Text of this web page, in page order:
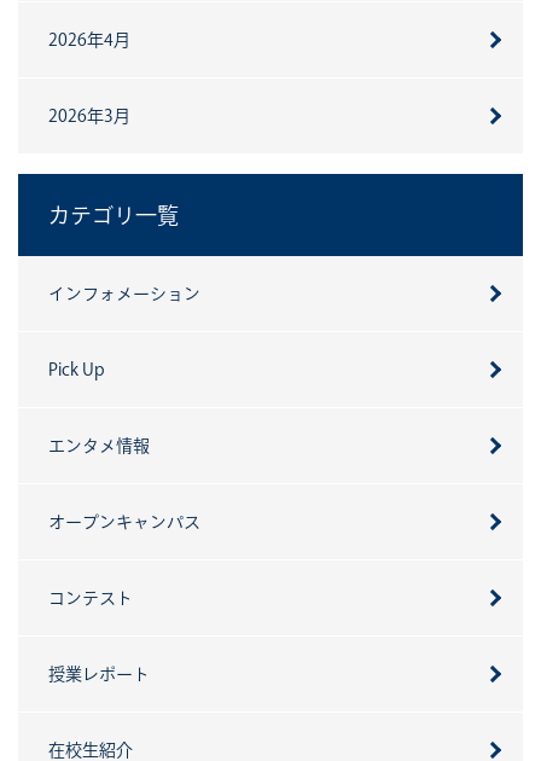
2026年4月
2026年3月
カテゴリ一覧
インフォメーション
Pick Up
エンタメ情報
オープンキャンパス
コンテスト
授業レポート
在校生紹介